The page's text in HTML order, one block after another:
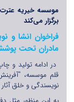
موسسه خیریه
برگزار می‌کند
فراخوان انشا و
مادران تحت
نویسندگی و خلق